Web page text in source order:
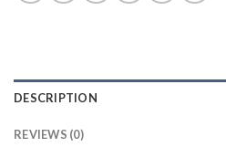
DESCRIPTION
REVIEWS (0)